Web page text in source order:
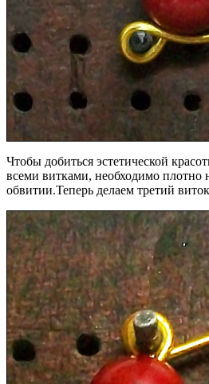
Чтобы добиться эстетической
всеми витками, необходимо плотно
обвитии.Теперь делаем третий